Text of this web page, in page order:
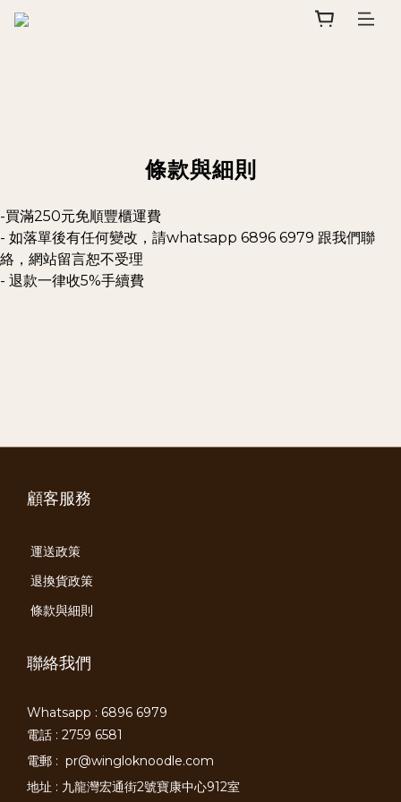
條款與細則
-買滿250元免順豐櫃運費
- 如落單後有任何變改，請whatsapp 6896 6979 跟我們聯
絡，網站留言恕不受理
- 退款一律收5%手續費
顧客服務
運送政策
退換貨政策
條款與細則
聯絡我們
Whatsapp : 6896 6979
電話 : 2759 6581
電郵 : pr@wingloknoodle.com
地址 : 九龍灣宏通街2號寶康中心912室